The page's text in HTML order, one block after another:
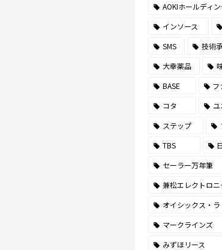
AOKIホールディ
インソース
SMS
技術
大幸薬品
BASE
フ
コタ
ステップ
TBS
セーラー万年筆
兼松エレクトロニ
オイシックス・
マークラインズ
みずほリース